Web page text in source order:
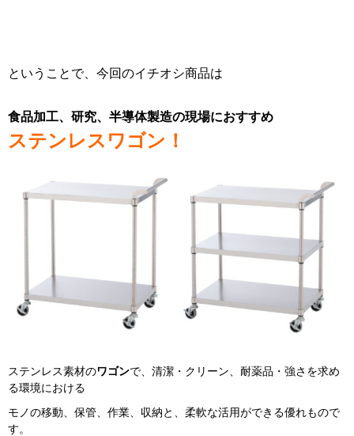
ということで、 今回のイチオシ商品は
食品加工、研究、半導体製造の現場におすすめ
ステンレスワゴン！
ステンレス素材のワゴンで、清潔・クリーン、耐薬品・強さを求め
る環境における
モノの移動、保管、作業、収納と、柔軟な活用ができる優れもので
す。